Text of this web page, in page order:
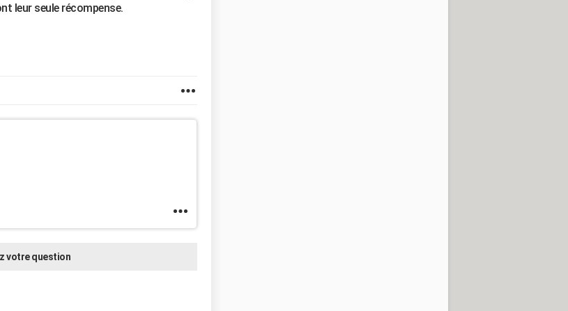
leur seule récompense.
votre question